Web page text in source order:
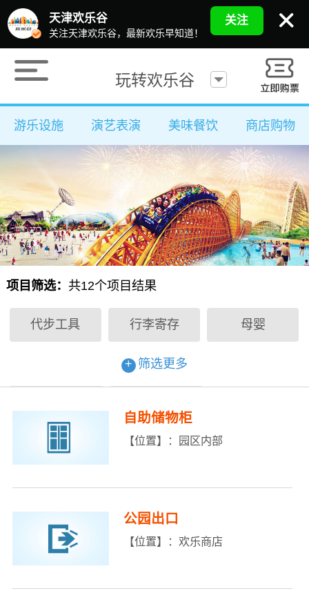
天津欢乐谷
关注天津欢乐谷，最新欢乐早知道！
关注
玩转欢乐谷
游乐设施 演艺表演 美味餐饮 商店购物
项目筛选： 共12个项目结果
+ 筛选更多
代步工具 行李寄存 母婴
失物招领
年卡服务 医务室
自助储物柜
【位置】：园区内部
公园出口
【位置】：欢乐商店